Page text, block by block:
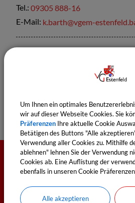
Tel.: 09305 888-16
E-Mail: k.barth@vgem-
Öffnungszeiten
Montag
Um Ihnen ein optimales
wir auf dieser Webseite Cookies. Sie
Präferenzen Ihre aktuelle Cookie
Betätigen des Buttons "Alle
Verwendung aller Cookies zu. Mithilfe
ablehnen" lehnen Sie der Verwendung
Cookies ab. Eine Auflistung der
ebenfalls in unseren Cookie
Alle akzeptieren